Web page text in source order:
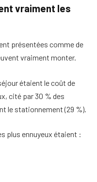
vraiment les
présentées comme de
vraiment monter.
étaient le coût de
cité par 30 % des
le stationnement (29 %).
plus ennuyeux étaient :